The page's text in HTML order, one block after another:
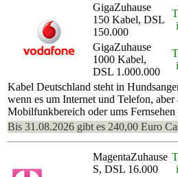
GigaZuhause
150 Kabel, DSL
150.000
GigaZuhause
1000 Kabel,
DSL 1.000.000
Kabel Deutschland steht in
wenn es um Internet und Telefon, aber
Mobilfunkbereich oder ums Fernsehen
Bis 31.08.2026 gibt es 240,00 Euro
MagentaZuhause
S, DSL 16.000